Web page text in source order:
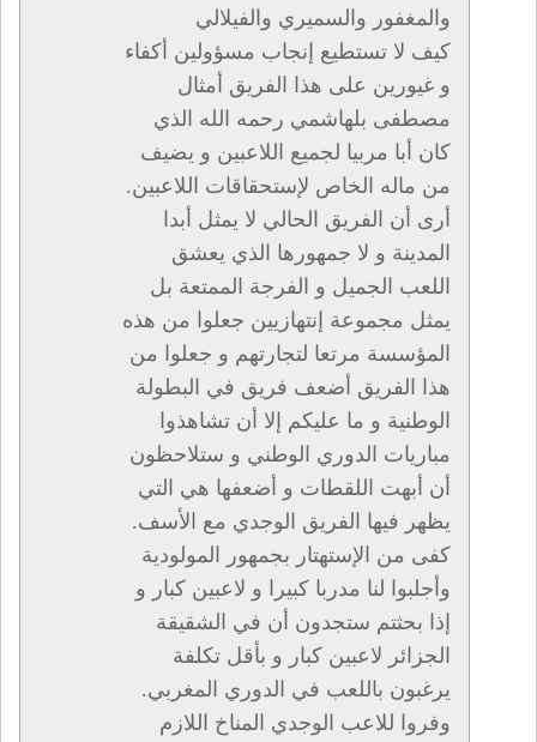
والمغفور والسميري والفيلالي
كيف لا تستطيع إنجاب مسؤولين أكفاء
و غيورين على هذا الفريق أمثال
مصطفى بلهاشمي رحمه الله الذي
كان أبا مربيا لجميع اللاعبين و يضيف
من ماله الخاص لإستحقاقات اللاعبين.
أرى أن الفريق الحالي لا يمثل أبدا
المدينة و لا جمهورها الذي يعشق
اللعب الجميل و الفرجة الممتعة بل
يمثل مجموعة إنتهازيين جعلوا من هذه
المؤسسة مرتعا لتجارتهم و جعلوا من
هذا الفريق أضعف فريق في البطولة
الوطنية و ما عليكم إلا أن تشاهذوا
مباريات الدوري الوطني و ستلاحظون
أن أبهت اللقطات و أضعفها هي التي
يظهر فيها الفريق الوجدي مع الأسف.
كفى من الإستهتار بجمهور المولودية
وأجلبوا لنا مدربا كبيرا و لاعبين كبار و
إذا بحثتم ستجدون أن في الشقيقة
الجزائر لاعبين كبار و بأقل تكلفة
يرغبون باللعب في الدوري المغربي.
وفروا للاعب الوجدي المناخ اللازم